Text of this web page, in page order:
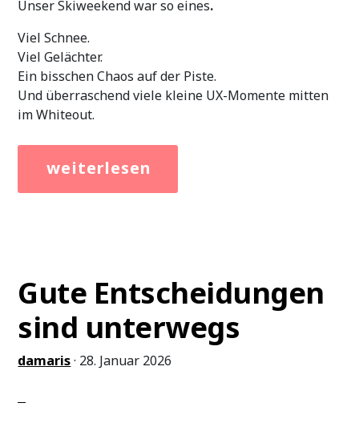
Unser Skiweekend war so eines.
Viel Schnee.
Viel Gelächter.
Ein bisschen Chaos auf der Piste.
Und überraschend viele kleine UX-Momente mitten
im Whiteout.
[Read
Whitespace
Gute Entscheidungen
sind unterwegs
damaris· 28. Januar 2026